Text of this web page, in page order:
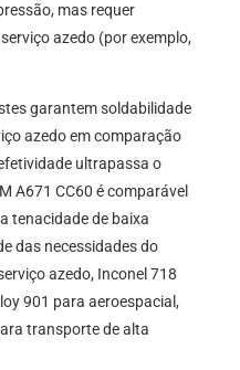
mas requer
azedo (por exemplo,
garantem soldabilidade
azedo em comparação
ultrapassa o
A671 CC60 é comparável
tenacidade de baixa
das necessidades do
azedo, Inconel 718
901 para aeroespacial,
transporte de alta